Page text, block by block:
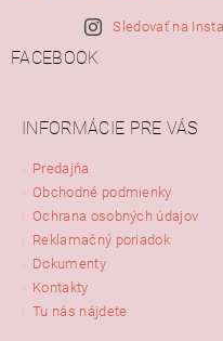
Sledovať na
FACEBOOK
INFORMÁCIE PRE VÁS
Predajňa
Obchodné podmienky
Ochrana osobných údajov
Reklamačný poriadok
Dokumenty
Kontakty
Tu nás nájdete